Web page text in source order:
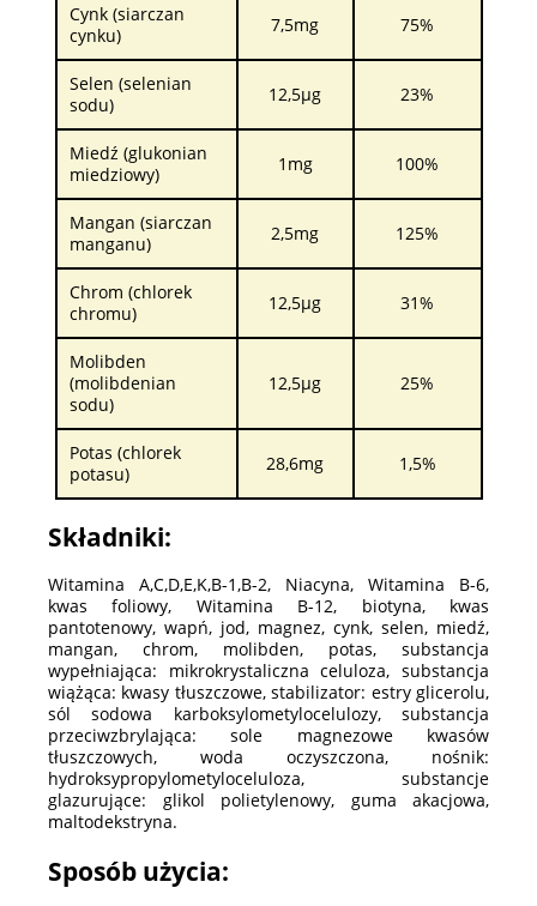
Cynk (siarczan
cynku)
7,5mg 75%
Selen (selenian
sodu)
12,5µg 23%
Miedź (glukonian
miedziowy)
1mg 100%
Mangan (siarczan
manganu)
2,5mg 125%
Chrom (chlorek
chromu)
12,5µg 31%
Molibden
(molibdenian
sodu)
12,5µg 25%
Potas (chlorek
potasu)
28,6mg 1,5%
Składniki:
Witamina A,C,D,E,K,B-1,B-2, Niacyna, Witamina B-6,
kwas foliowy, Witamina B-12, biotyna, kwas
pantotenowy, wapń, jod, magnez, cynk, selen, miedź,
mangan, chrom, molibden, potas, substancja
wypełniająca: mikrokrystaliczna celuloza, substancja
wiążąca: kwasy tłuszczowe, stabilizator: estry glicerolu,
sól sodowa karboksylometylocelulozy, substancja
przeciwzbrylająca: sole magnezowe kwasów
tłuszczowych, woda oczyszczona, nośnik:
hydroksypropylometyloceluloza, substancje
glazurujące: glikol polietylenowy, guma akacjowa,
maltodekstryna.
Sposób użycia: